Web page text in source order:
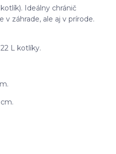
Ideálny chránič
v záhrade, ale aj v prírode.
L kotlíky.